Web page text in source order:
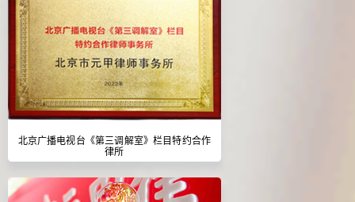
北京广播电视台《第三调解室》栏目特约合作
律所